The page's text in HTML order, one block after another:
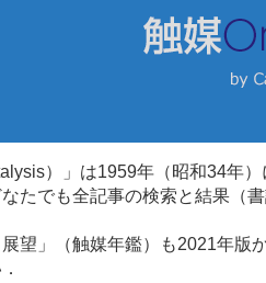
）」は1959年（昭和34年
たでも全記事の検索と結果（
望」（触媒年鑑）も2021年